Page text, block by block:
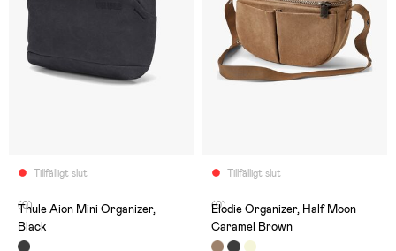
Tillfälligt slut
(0)
Thule Aion Mini Organizer,
Black
Tillfälligt slut
(0)
Elodie Organizer, Half Moon
Caramel Brown